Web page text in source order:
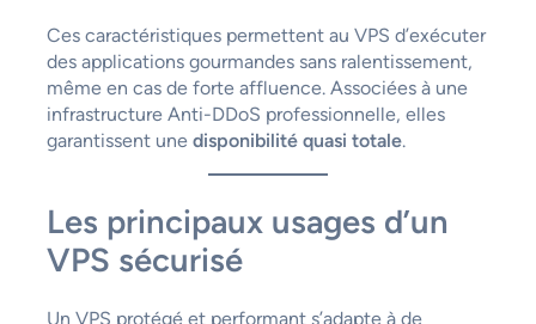
Ces caractéristiques permettent au VPS d’exécuter
des applications gourmandes sans ralentissement,
même en cas de forte affluence. Associées à une
infrastructure Anti-DDoS professionnelle, elles
garantissent une disponibilité quasi totale.
Les principaux usages d’un
VPS sécurisé
Un VPS protégé et performant s’adapte à de